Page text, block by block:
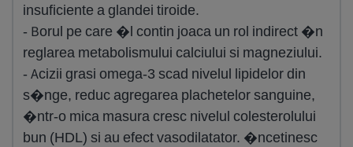
insuficiente a glandei tiroide.
- Borul pe care �l contin joaca un rol indirect �n
reglarea metabolismului calciului si magneziului.
- Acizii grasi omega-3 scad nivelul lipidelor din
s�nge, reduc agregarea plachetelor sanguine,
�ntr-o mica masura cresc nivelul colesterolului
bun (HDL) si au efect vasodilatator. �ncetinesc